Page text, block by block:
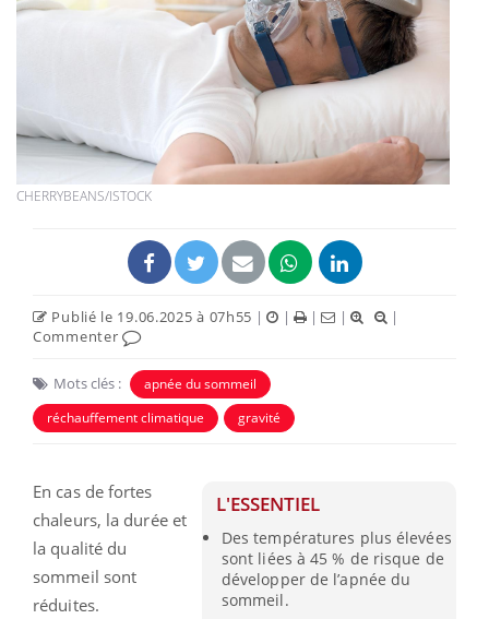
CHERRYBEANS/ISTOCK
Publié le 19.06.2025 à 07h55 | | | |
|
Commenter
Mots clés :
apnée du sommeil
réchauffement climatique
gravité
L'ESSENTIEL
Des températures plus élevées
sont liées à 45 % de risque de
développer de l’apnée du
sommeil.
En cas de fortes
chaleurs, la durée et
la qualité du
sommeil sont
réduites.